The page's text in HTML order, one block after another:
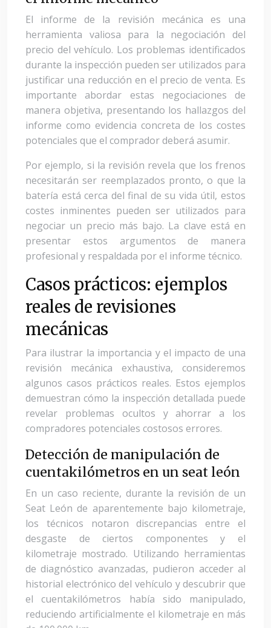
El informe de la revisión mecánica es una
herramienta valiosa para la negociación del
precio del vehículo. Los problemas identificados
durante la inspección pueden ser utilizados para
justificar una reducción en el precio de venta. Es
importante abordar estas negociaciones de
manera objetiva, presentando los hallazgos del
informe como evidencia concreta de los costes
potenciales que el comprador deberá asumir.
Por ejemplo, si la revisión revela que los frenos
necesitarán ser reemplazados pronto, o que la
batería está cerca del final de su vida útil, estos
costes inminentes pueden ser utilizados para
negociar un precio más bajo. La clave está en
presentar estos argumentos de manera
profesional y respaldada por el informe técnico.
Casos prácticos: ejemplos
reales de revisiones
mecánicas
Para ilustrar la importancia y el impacto de una
revisión mecánica exhaustiva, consideremos
algunos casos prácticos reales. Estos ejemplos
demuestran cómo la inspección detallada puede
revelar problemas ocultos y ahorrar a los
compradores potenciales costosos errores.
Detección de manipulación de
cuentakilómetros en un seat león
En un caso reciente, durante la revisión de un
Seat León de aparentemente bajo kilometraje,
los técnicos notaron discrepancias entre el
desgaste de ciertos componentes y el
kilometraje mostrado. Utilizando herramientas
de diagnóstico avanzadas, pudieron acceder al
historial electrónico del vehículo y descubrir que
el cuentakilómetros había sido manipulado,
reduciendo artificialmente el kilometraje en más